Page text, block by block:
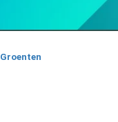
Groenten